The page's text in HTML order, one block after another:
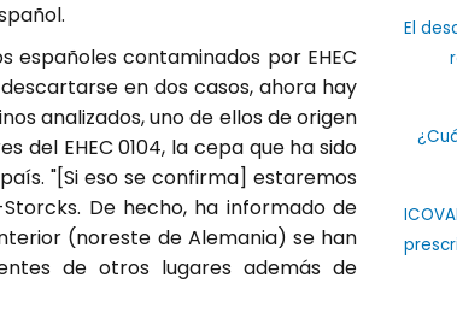
españoles contaminados por EHEC
en dos casos, ahora hay
analizados, uno de ellos de origen
del EHEC 0104, la cepa que ha sido
"[Si eso se confirma] estaremos
De hecho, ha informado de
(noreste de Alemania) se han
de otros lugares además de
El